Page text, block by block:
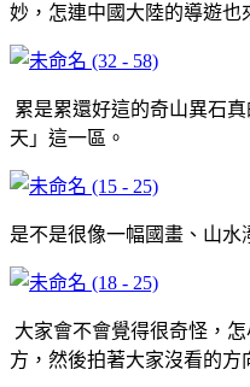
妙，怎連中國大陸的導遊也
累是累還好這的奇山異石
天」這一區。
是不是很像一幅國畫、山水
大家會不會覺得很奇怪，
方，然後拍著大家沒看的方